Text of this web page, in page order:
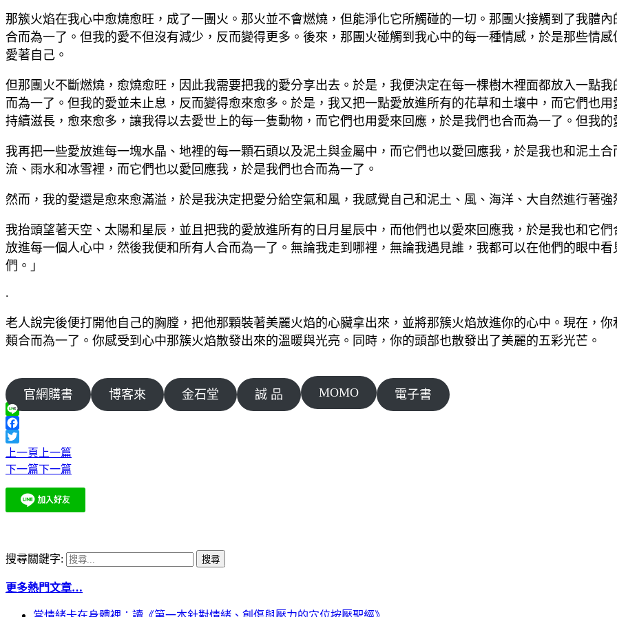
那簇火焰在我心中愈燒愈旺，成了一團火。那火並不會燃燒，但能淨化它所觸碰的一切。那團火接觸到了我體
合而為一了。但我的愛不但沒有減少，反而變得更多。後來，那團火碰觸到我心中的每一種情感，於是那些情
愛著自己。
但那團火不斷燃燒，愈燒愈旺，因此我需要把我的愛分享出去。於是，我便決定在每一棵樹木裡面都放入一點
而為一了。但我的愛並未止息，反而變得愈來愈多。於是，我又把一點愛放進所有的花草和土壤中，而它們也
持續滋長，愈來愈多，讓我得以去愛世上的每一隻動物，而它們也用愛來回應，於是我們也合而為一了。但我
我再把一些愛放進每一塊水晶、地裡的每一顆石頭以及泥土與金屬中，而它們也以愛回應我，於是我也和泥土
流、雨水和冰雪裡，而它們也以愛回應我，於是我們也合而為一了。
然而，我的愛還是愈來愈滿溢，於是我決定把愛分給空氣和風，我感覺自己和泥土、風、海洋、大自然進行著
我抬頭望著天空、太陽和星辰，並且把我的愛放進所有的日月星辰中，而他們也以愛來回應我，於是我也和它
放進每一個人心中，然後我便和所有人合而為一了。無論我走到哪裡，無論我遇見誰，我都可以在他們的眼中
們。」
.
老人說完後便打開他自己的胸膛，把他那顆裝著美麗火焰的心臟拿出來，並將那簇火焰放進你的心中。現在，
類合而為一了。你感受到心中那簇火焰散發出來的溫暖與光亮。同時，你的頭部也散發出了美麗的五彩光芒。
官網購書 博客來 金石堂 誠 品 MOMO 電子書
Line
Facebook
Twitter
上一頁 上一篇
下一篇下一篇
搜尋關鍵字:
更多熱門文章…